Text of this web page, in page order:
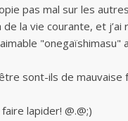
pas mal sur les
de la vie courante, et
"onegaïshimasu"
sont-ils de mauvaise
lapider! @.@;)